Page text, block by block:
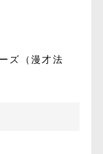
ズ（漫才法